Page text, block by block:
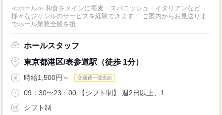
≪ホール≫ 和食をメインに蕎麦・スパニッシュ・イタリアンなど
様々なジャンルのサービスを経験できます！ ご案内からお見送りま
でホール業務全般を担...
ホールスタッフ
東京都港区/表参道駅（徒歩 1分）
時給1,500円～ 交通費一部支給
09：30〜23：00 【シフト制】 週2日以上、1...
シフト制